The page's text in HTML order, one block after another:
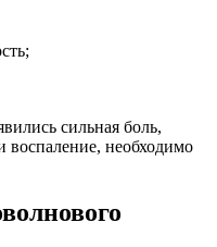
сильная боль,
необходимо